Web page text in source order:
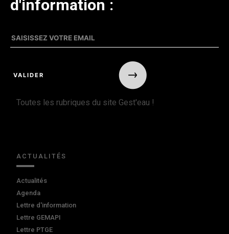
d'information :
Toutes les rubriques du site Gest'eau !
ACTUALITÉS
Actualités
Agenda
Lettre d'information
Lettre GEMAPI
Lettre PTGE